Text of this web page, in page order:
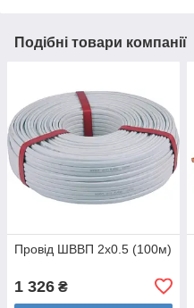
Подібні товари компанії
Провід ШВВП 2х0.5 (100м)
1 326 ₴